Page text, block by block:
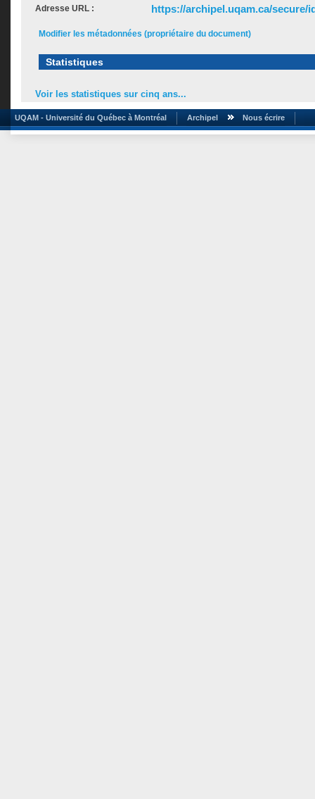
Adresse URL : https://archipel.uqam.ca/secure/
Modifier les métadonnées (propriétaire du document)
Statistiques
Voir les statistiques sur cinq ans...
UQAM - Université du Québec à Montréal Archipel Nous écrire